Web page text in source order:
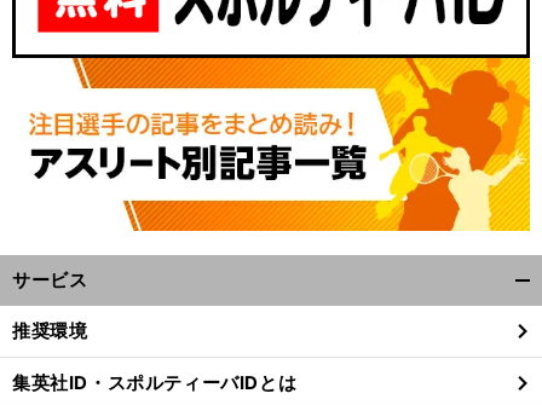
サービス
閉
る
推奨環境
集英社ID・スポルティーバIDとは